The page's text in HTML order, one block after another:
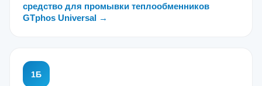
средство для промывки теплообменников
GTphos Universal →
1Б